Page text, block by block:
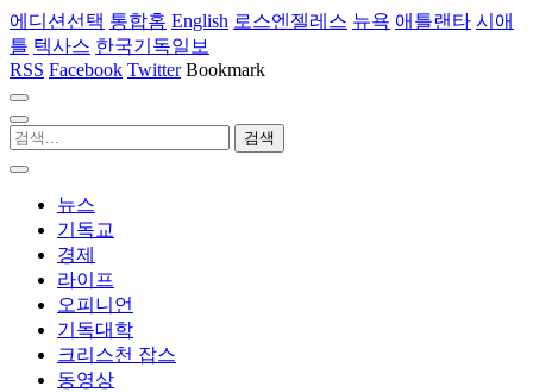
에디션선택 통합홈 English 로스엔젤레스 뉴욕 애틀랜타 시애
틀 텍사스 한국기독일보
RSS Facebook Twitter Bookmark
뉴스
기독교
경제
라이프
오피니언
기독대학
크리스천 잡스
동영상